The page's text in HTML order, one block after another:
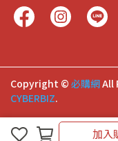
加入
Copyright © 必購網All
CYBERBIZ.